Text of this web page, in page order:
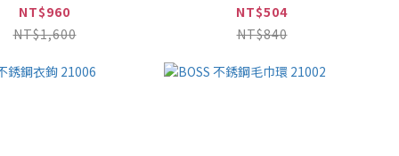
NT$960
NT$1,600
NT$504
NT$840